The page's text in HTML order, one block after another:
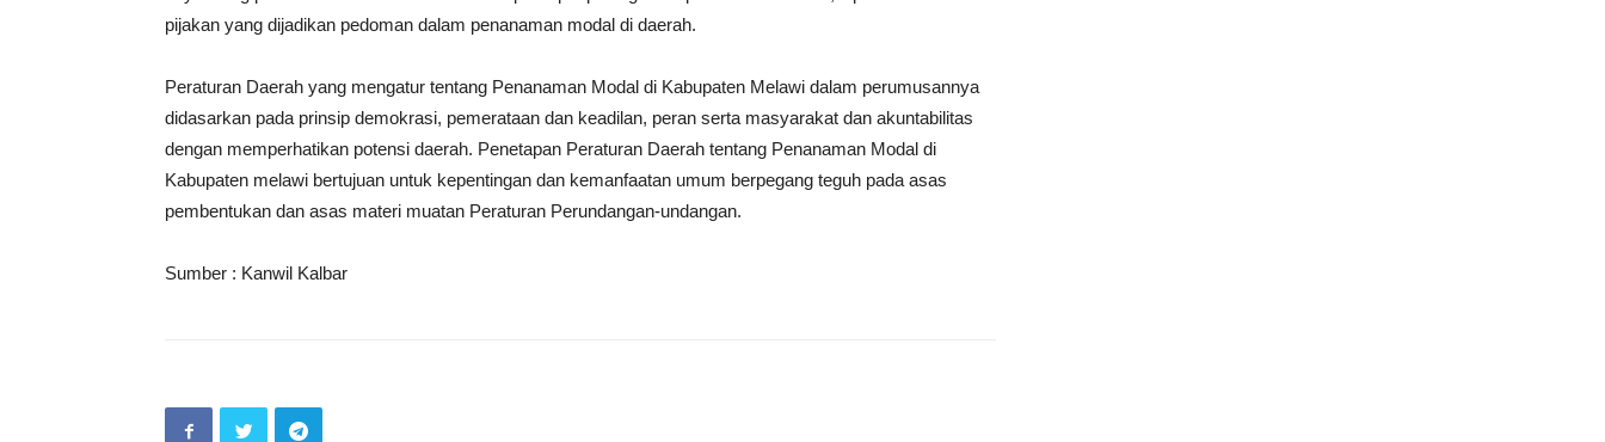
pijakan yang dijadikan pedoman dalam penanaman modal di daerah.
Peraturan Daerah yang mengatur tentang Penanaman Modal di Kabupaten Melawi dalam perumusannya
didasarkan pada prinsip demokrasi, pemerataan dan keadilan, peran serta masyarakat dan akuntabilitas
dengan memperhatikan potensi daerah. Penetapan Peraturan Daerah tentang Penanaman Modal di
Kabupaten melawi bertujuan untuk kepentingan dan kemanfaatan umum berpegang teguh pada asas
pembentukan dan asas materi muatan Peraturan Perundangan-undangan.
Sumber : Kanwil Kalbar